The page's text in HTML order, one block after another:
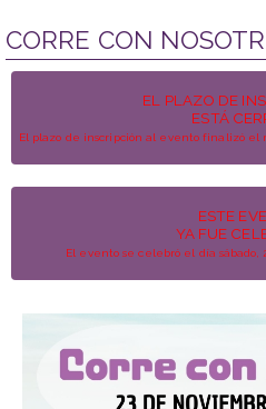
CORRE CON
EL PLAZO DE
ESTÁ
El plazo de inscripción al evento finalizó el
ESTE
YA FUE
El evento se celebró el día sábado,